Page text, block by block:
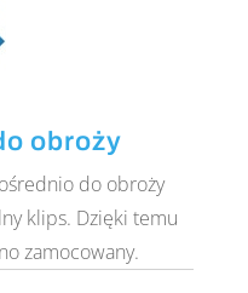
obroży
do obroży
klips. Dzięki temu
zamocowany.